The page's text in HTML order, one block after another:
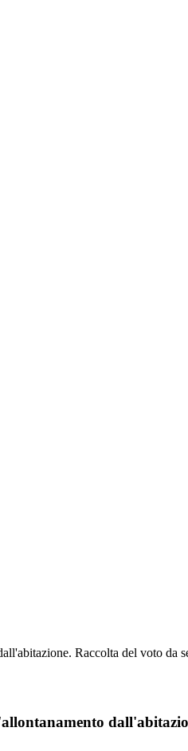
Raccolta del voto da